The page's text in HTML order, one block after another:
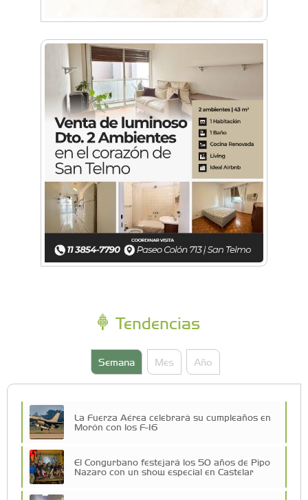
Tendencias
Semana Mes Año
La Fuerza Aérea celebrará su cumpleaños en
Morón con los F-16
El Congurbano festejará los 50 años de Pipo
Nazaro con un show especial en Castelar